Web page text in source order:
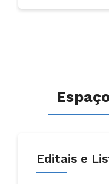
Editais e